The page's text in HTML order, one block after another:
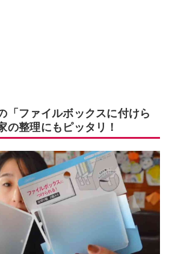
「ファイルボックスに付けら
の整理にもピッタリ！